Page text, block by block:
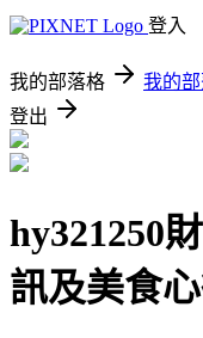
登入
我的部落格 我的
登出
hy321250
訊及美食